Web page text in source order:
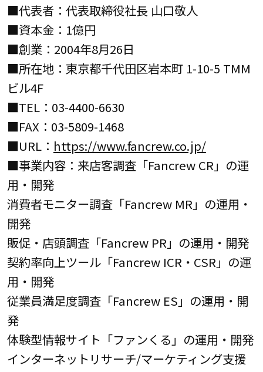
■代表者：代表取締役社長 山口敬人
■資本金：1億円
■創業：2004年8月26日
■所在地：東京都千代田区岩本町 1-10-5 TMM
ビル4F
■TEL：03-4400-6630
■FAX：03-5809-1468
■URL： https://www.fancrew.co.jp/
■事業内容：来店客調査「Fancrew CR」の運
用・開発
消費者モニター調査「Fancrew MR」の運用・
開発
販促・店頭調査「Fancrew PR」の運用・開発
契約率向上ツール「Fancrew ICR・CSR」の運
用・開発
従業員満足度調査「Fancrew ES」の運用・開
発
体験型情報サイト「ファンくる」の運用・開発
インターネットリサーチ/マーケティング支援